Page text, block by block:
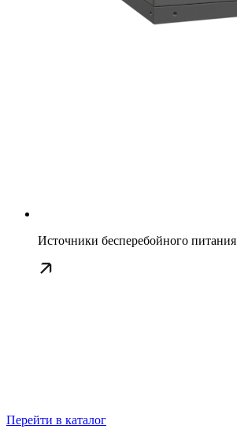
Источники бесперебойного питания
Перейти в каталог